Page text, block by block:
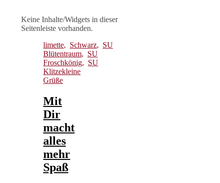
Keine Inhalte/Widgets in dieser
Seitenleiste vorhanden.
limette, Schwarz, SU
Blütentraum, SU
Froschkönig, SU
Klitzekleine
Grüße
Mit
Dir
macht
alles
mehr
Spaß